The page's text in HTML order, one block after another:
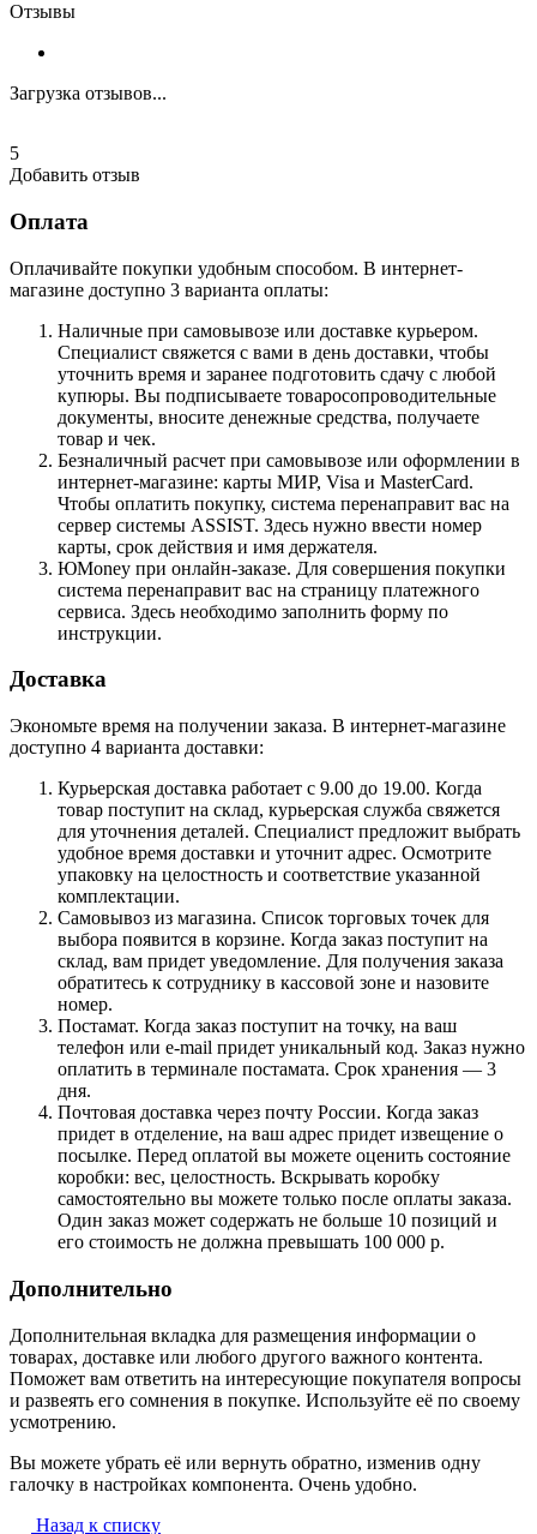
Отзывы
Загрузка отзывов...
5
Добавить отзыв
Оплата
Оплачивайте покупки удобным способом. В интернет-
магазине доступно 3 варианта оплаты:
Наличные при самовывозе или доставке курьером.
Специалист свяжется с вами в день доставки, чтобы
уточнить время и заранее подготовить сдачу с любой
купюры. Вы подписываете товаросопроводительные
документы, вносите денежные средства, получаете
товар и чек.
Безналичный расчет при самовывозе или оформлении в
интернет-магазине: карты МИР, Visa и MasterCard.
Чтобы оплатить покупку, система перенаправит вас на
сервер системы ASSIST. Здесь нужно ввести номер
карты, срок действия и имя держателя.
ЮMoney при онлайн-заказе. Для совершения покупки
система перенаправит вас на страницу платежного
сервиса. Здесь необходимо заполнить форму по
инструкции.
Доставка
Экономьте время на получении заказа. В интернет-магазине
доступно 4 варианта доставки:
Курьерская доставка работает с 9.00 до 19.00. Когда
товар поступит на склад, курьерская служба свяжется
для уточнения деталей. Специалист предложит выбрать
удобное время доставки и уточнит адрес. Осмотрите
упаковку на целостность и соответствие указанной
комплектации.
Самовывоз из магазина. Список торговых точек для
выбора появится в корзине. Когда заказ поступит на
склад, вам придет уведомление. Для получения заказа
обратитесь к сотруднику в кассовой зоне и назовите
номер.
Постамат. Когда заказ поступит на точку, на ваш
телефон или e-mail придет уникальный код. Заказ нужно
оплатить в терминале постамата. Срок хранения — 3
дня.
Почтовая доставка через почту России. Когда заказ
придет в отделение, на ваш адрес придет извещение о
посылке. Перед оплатой вы можете оценить состояние
коробки: вес, целостность. Вскрывать коробку
самостоятельно вы можете только после оплаты заказа.
Один заказ может содержать не больше 10 позиций и
его стоимость не должна превышать 100 000 р.
Дополнительно
Дополнительная вкладка для размещения информации о
товарах, доставке или любого другого важного контента.
Поможет вам ответить на интересующие покупателя вопросы
и развеять его сомнения в покупке. Используйте её по своему
усмотрению.
Вы можете убрать её или вернуть обратно, изменив одну
галочку в настройках компонента. Очень удобно.
Назад к списку